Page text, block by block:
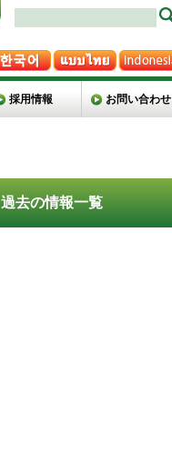
採用情報 お問い合わせ
過去の情報一覧